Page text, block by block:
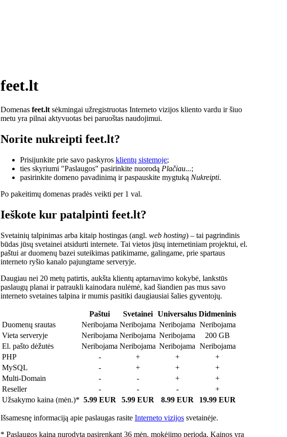
feet.lt
Domenas feet.lt sėkmingai užregistruotas Interneto vizijos kliento vardu ir šiuo
metu yra pilnai aktyvuotas bei paruoštas naudojimui.
Norite nukreipti feet.lt?
Prisijunkite prie savo paskyros klientų sistemoje;
ties skyriumi "Paslaugos" pasirinkite nuorodą Plačiau...;
pasirinkite domeno pavadinimą ir paspauskite mygtuką Nukreipti.
Po pakeitimų domenas pradės veikti per 1 val.
Ieškote kur patalpinti feet.lt?
Svetainių talpinimas arba kitaip hostingas (angl. web hosting) – tai pagrindinis
būdas jūsų svetainei atsidurti internete. Tai vietos jūsų internetiniam projektui, el.
paštui ar duomenų bazei suteikimas patikimame, galingame, prie spartaus
interneto ryšio kanalo pajungtame serveryje.
Daugiau nei 20 metų patirtis, aukšta klientų aptarnavimo kokybė, lankstūs
paslaugų planai ir patraukli kainodara nulėmė, kad šiandien pas mus savo
interneto svetaines talpina ir mumis pasitiki daugiausiai šalies gyventojų.
Paštui Svetainei Universalus Didmeninis
Duomenų srautas
Neribojama Neribojama Neribojama Neribojama
Vieta serveryje
Neribojama Neribojama Neribojama
200 GB
El. pašto dėžutės
Neribojama Neribojama Neribojama Neribojama
PHP
- + +
+
MySQL
- + +
+
Multi-Domain
- - +
+
Reseller
- - -
+
Užsakymo kaina (mėn.)* 5.99 EUR 5.99 EUR 8.99 EUR 19.99 EUR
Išsamesnę informaciją apie paslaugas rasite Interneto vizijos svetainėje.
* Paslaugos kaina nurodyta pasirenkant 36 mėn. mokėjimo periodą. Kainos yra